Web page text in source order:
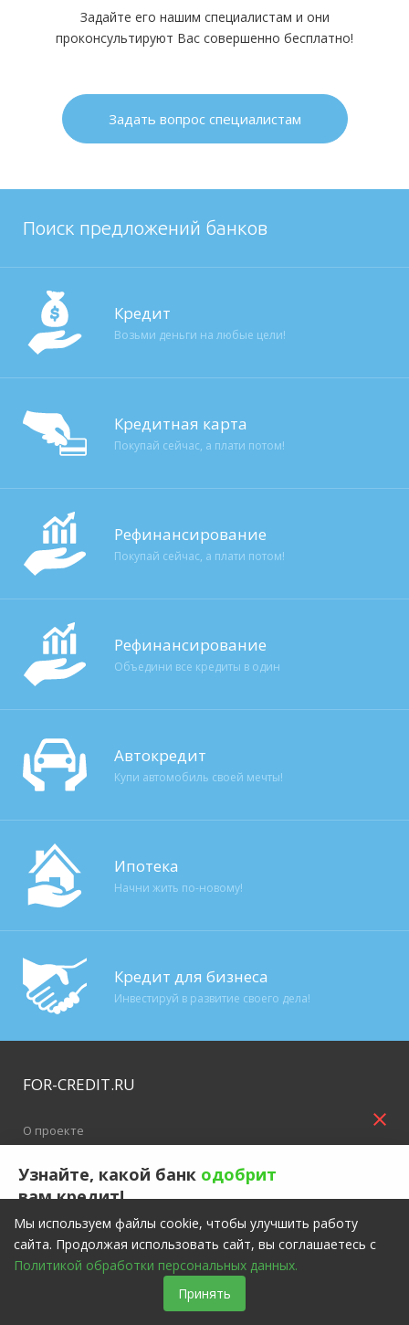
Задайте его нашим специалистам и они
проконсультируют Вас совершенно бесплатно!
Задать вопрос специалистам
close
Узнайте, какой банк одобрит
вам кредит!
Просто ответьте на пару вопросов и получите список
подходящих банков
Получить одобрение кредита
Поиск предложений банков
Кредит
Возьми деньги на любые цели!
Кредитная карта
Покупай сейчас, а плати потом!
Рефинансирование
Покупай сейчас, а плати потом!
Рефинансирование
Объедини все кредиты в один
Автокредит
Купи автомобиль своей мечты!
Ипотека
Начни жить по-новому!
Кредит для бизнеса
Инвестируй в развитие своего дела!
FOR-CREDIT.RU
О проекте
Контакты
Редакционная политика
Пользовательское соглашение
Мы используем файлы cookie, чтобы улучшить работу
сайта. Продолжая использовать сайт, вы соглашаетесь с
Политикой обработки персональных данных.
Принять